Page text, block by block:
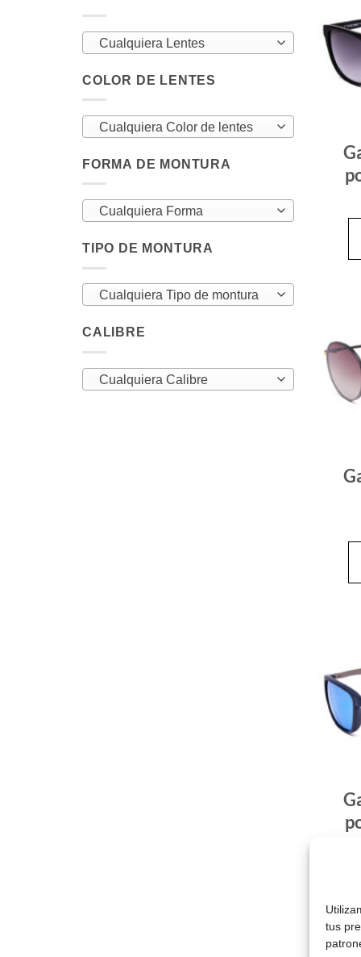
tus
Cualquiera Lentes
COLOR DE LENTES
Cualquiera Color de lentes
FORMA DE MONTURA
Cualquiera Forma
TIPO DE MONTURA
Cualquiera Tipo de montura
CALIBRE
Cualquiera Calibre